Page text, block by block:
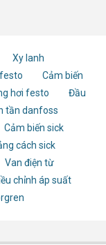
Xy lanh
Cảm biến
hơi festo
Đầu
tần danfoss
Cảm biến sick
cách sick
Van điện từ
chỉnh áp suất